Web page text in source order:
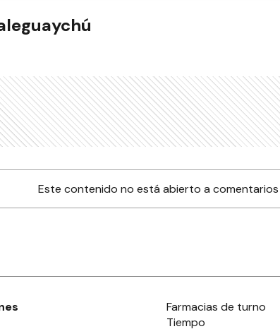
Este contenido no está abierto a comentarios
Farmacias de turno
Tiempo